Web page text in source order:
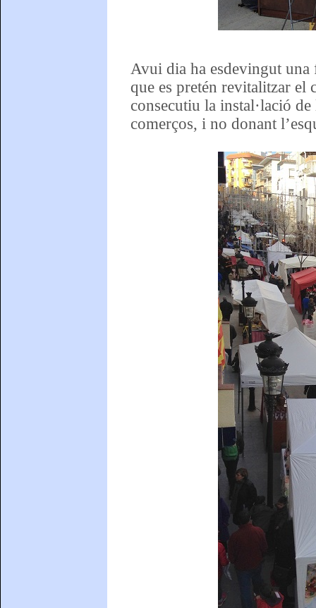
Avui dia ha esdevingut una
que es pretén revitalitzar el
consecutiu la instal·lació de
comerços, i no donant